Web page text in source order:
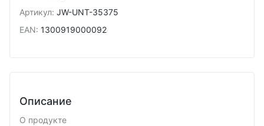
Артикул: JW-UNT-35375
EAN: 1300919000092
Описание
О продукте